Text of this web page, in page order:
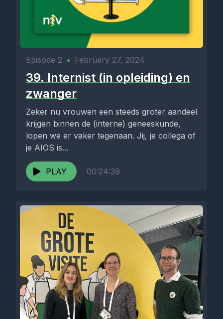
Episode 2 • February 27, 2024
39. Internist (in opleiding) en
zwanger
Zeker nu vrouwen een steeds groter aandeel
krijgen binnen de (interne) geneeskunde,
lopen we er vaker tegenaan. Jij, je collega of
je AIOS is...
PLAY 00:24:39